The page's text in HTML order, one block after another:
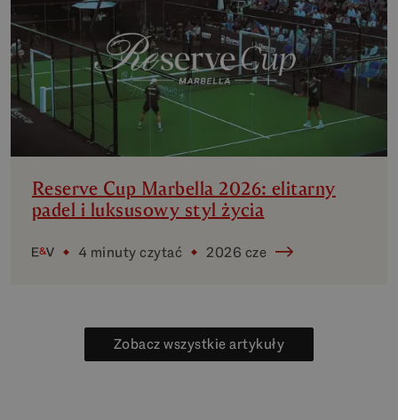
Reserve Cup Marbella 2026: elitarny
padel i luksusowy styl życia
4 minuty czytać 2026 cze
Zobacz wszystkie artykuły